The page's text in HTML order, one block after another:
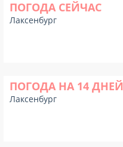
ПОГОДА СЕЙЧАС
Лаксенбург
ПОГОДА НА 14 ДНЕЙ
Лаксенбург